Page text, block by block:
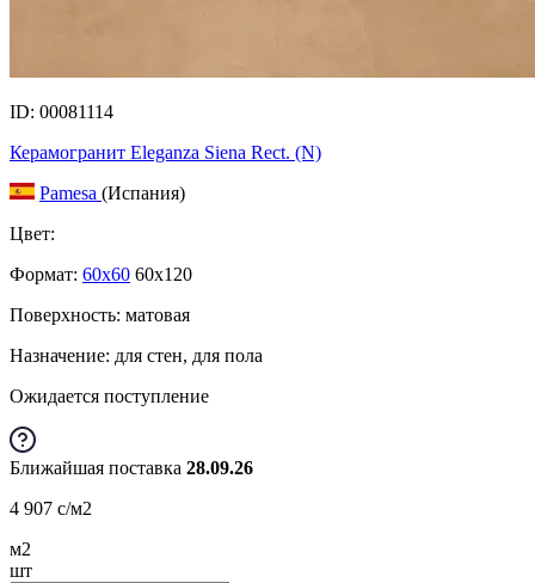
ID: 00081114
Керамогранит Eleganza Siena Rect. (N)
Pamesa (Испания)
Цвет:
Формат: 60x60 60x120
Поверхность: матовая
Назначение: для стен, для пола
Ожидается поступление
Ближайшая поставка 28.09.26
4 907 c/м2
м2
шт